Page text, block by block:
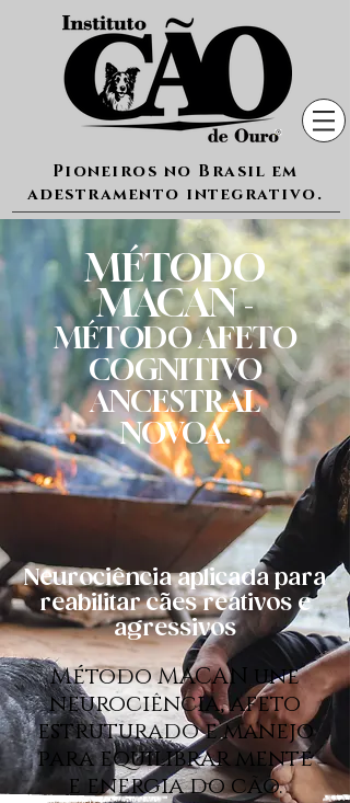
Pioneiros no Brasil em
adestramento integrativo.
MÉTODO
MACAN-
MÉTODO AFETO
COGNITIVO
ANCESTRAL
NOVOA.
Neurociência aplicada para
reabilitar cães reativos e
agressivos
Método MACAN une
neurociência, afeto
estruturado e manejo
para equilibrar mente
e energia do cão.